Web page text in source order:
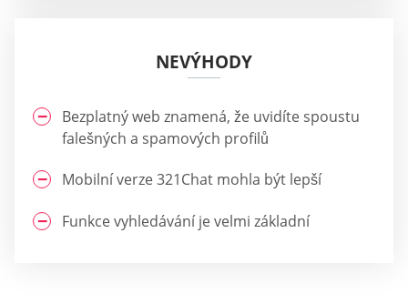
NEVÝHODY
Bezplatný web znamená, že uvidíte spoustu
falešných a spamových profilů
Mobilní verze 321Chat mohla být lepší
Funkce vyhledávání je velmi základní